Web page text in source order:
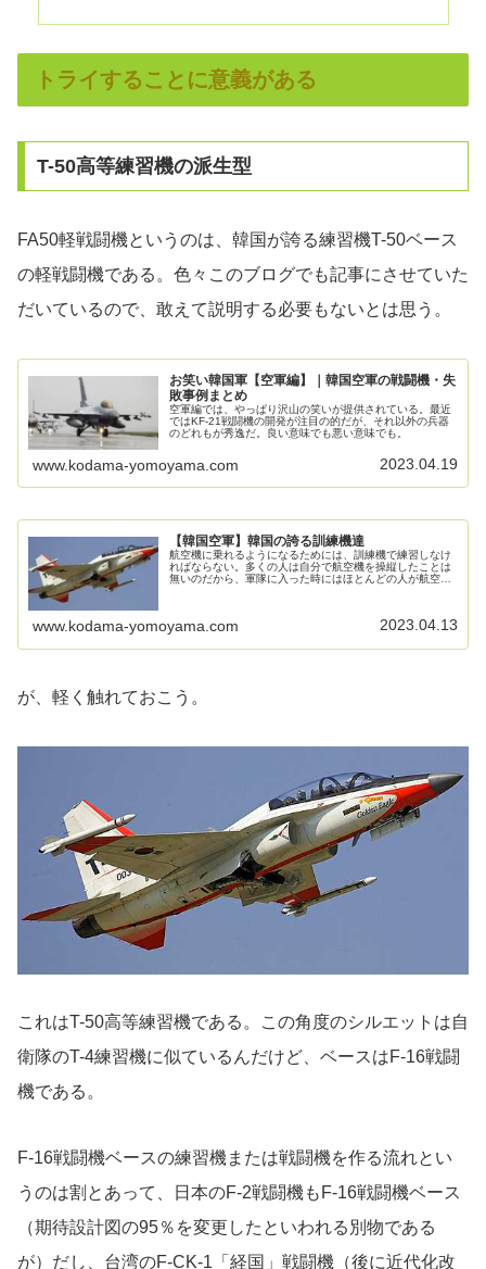
トライすることに意義がある
T-50高等練習機の派生型
FA50軽戦闘機というのは、韓国が誇る練習機T-50ベース
の軽戦闘機である。色々このブログでも記事にさせていた
だいているので、敢えて説明する必要もないとは思う。
お笑い韓国軍【空軍編】｜韓国空軍の戦闘機・失
敗事例まとめ
空軍編では、やっぱり沢山の笑いが提供されている。最近
ではKF-21戦闘機の開発が注目の的だが、それ以外の兵器
のどれもが秀逸だ。良い意味でも悪い意味でも。
www.kodama-yomoyama.com 2023.04.19
【韓国空軍】韓国の誇る訓練機達
航空機に乗れるようになるためには、訓練機で練習しなけ
ればならない。多くの人は自分で航空機を操縦したことは
無いのだから、軍隊に入った時にはほとんどの人が航空機
www.kodama-yomoyama.com 2023.04.13
が、軽く触れておこう。
これはT-50高等練習機である。この角度のシルエットは自
衛隊のT-4練習機に似ているんだけど、ベースはF-16戦闘
機である。
F-16戦闘機ベースの練習機または戦闘機を作る流れとい
うのは割とあって、日本のF-2戦闘機もF-16戦闘機ベース
（期待設計図の95％を変更したといわれる別物である
が）だし、台湾のF-CK-1「経国」戦闘機（後に近代化改